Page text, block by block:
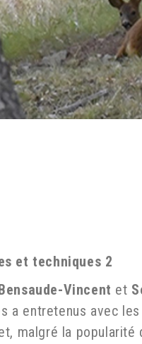
et techniques 2
Vincent et
a entretenus avec
malgré la popularité